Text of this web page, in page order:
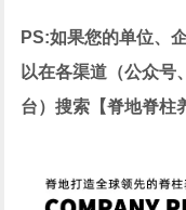
PS:如果您的单位、
以在各渠道（公众号
台）搜索【脊地脊柱